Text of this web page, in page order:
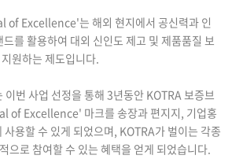
of Excellence'는 해외 현지에서 공신력과 인
를 활용하여 대외 신인도 제고 및 제품품질 보
원하는 제도입니다.
번 사업 선정을 통해 3년동안 KOTRA 보증브
of Excellence' 마크를 송장과 편지지, 기업홍
사용할 수 있게 되었으며, KOTRA가 벌이는 각종
으로 참여할 수 있는 혜택을 얻게 되었습니다.